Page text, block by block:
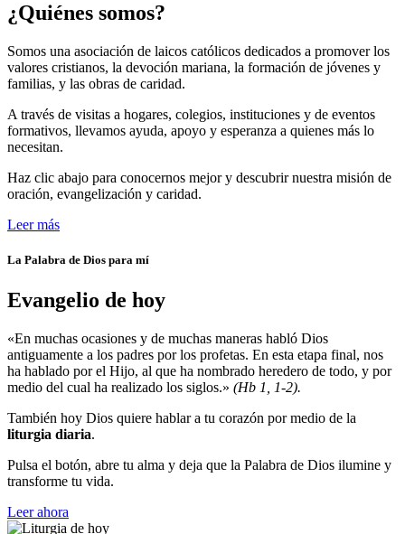
¿Quiénes somos?
Somos una asociación de laicos católicos dedicados a promover los
valores cristianos, la devoción mariana, la formación de jóvenes y
familias, y las obras de caridad.
A través de visitas a hogares, colegios, instituciones y de eventos
formativos, llevamos ayuda, apoyo y esperanza a quienes más lo
necesitan.
Haz clic abajo para conocernos mejor y descubrir nuestra misión de
oración, evangelización y caridad.
Leer más
La Palabra de Dios para mí
Evangelio de hoy
«En muchas ocasiones y de muchas maneras habló Dios
antiguamente a los padres por los profetas. En esta etapa final, nos
ha hablado por el Hijo, al que ha nombrado heredero de todo, y por
medio del cual ha realizado los siglos.» (Hb 1, 1-2).
También hoy Dios quiere hablar a tu corazón por medio de la
liturgia diaria.
Pulsa el botón, abre tu alma y deja que la Palabra de Dios ilumine y
transforme tu vida.
Leer ahora